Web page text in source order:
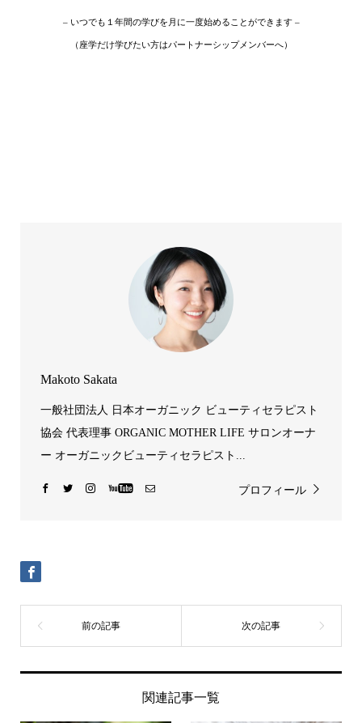
– いつでも１年間の学びを月に一度始めることができます –
（座学だけ学びたい方はパートナーシップメンバーへ）
Makoto Sakata
一般社団法人 日本オーガニック ビューティセラピスト
協会 代表理事 ORGANIC MOTHER LIFE サロンオーナ
ー オーガニックビューティセラピスト...
プロフィール
関連記事一覧